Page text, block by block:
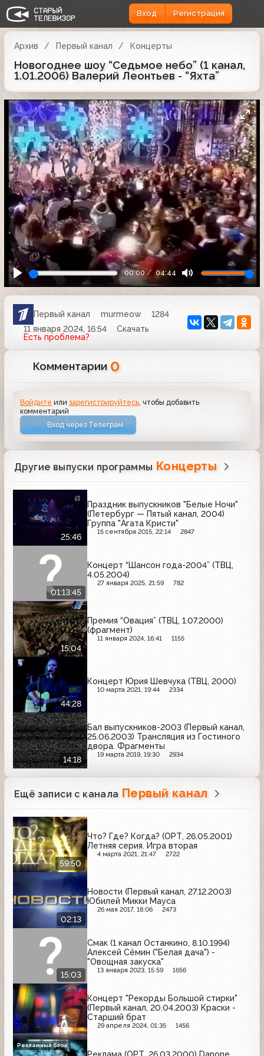
Вход Регистрация
Архив Первый канал Концерты
Новогоднее шоу “Седьмое небо” (1 канал,
1.01.2006) Валерий Леонтьев - “Яхта”
00:00 04:44
Первый канал murmeow
1284
11 января 2024, 16:54
Скачать
Есть проблема?
Комментарии 0
Войдите илизарегистрируйтесь , чтобы добавить
комментарий
Вход через Телеграм
Другие выпуски программы Концерты
25:46
Праздник выпускников "Белые Ночи"
(Петербург — Пятый канал, 2004)
Группа "Агата Кристи"
15 сентября 2015, 22:14 2847
01:13:45
Концерт “Шансон года-2004” (ТВЦ,
4.05.2004)
27 января 2025, 21:59 782
15:04
Премия “Овация” (ТВЦ, 1.07.2000)
(фрагмент)
11 января 2024, 16:41 1155
44:28
Концерт Юрия Шевчука (ТВЦ, 2000)
10 марта 2021, 19:44 2334
14:18
Бал выпускников-2003 (Первый канал,
25.06.2003) Трансляция из Гостиного
двора. Фрагменты
19 марта 2019, 19:30 2934
Ещё записи с канала Первый канал
59:50
Что? Где? Когда? (ОРТ, 26.05.2001)
Летняя серия. Игра вторая
4 марта 2021, 21:47 2722
02:13
Новости (Первый канал, 27.12.2003)
Юбилей Микки Мауса
26 мая 2017, 18:06 2473
15:03
Смак (1 канал Останкино, 8.10.1994)
Алексей Сёмин ("Белая дача") -
"Овощная закуска"
13 января 2023, 15:59 1656
Концерт "Рекорды Большой стирки"
(Первый канал, 20.04.2003) Краски -
Старший брат
29 апреля 2024, 01:35 1456
Реклама (ОРТ, 26.03.2000) Danone
Рекламный блок